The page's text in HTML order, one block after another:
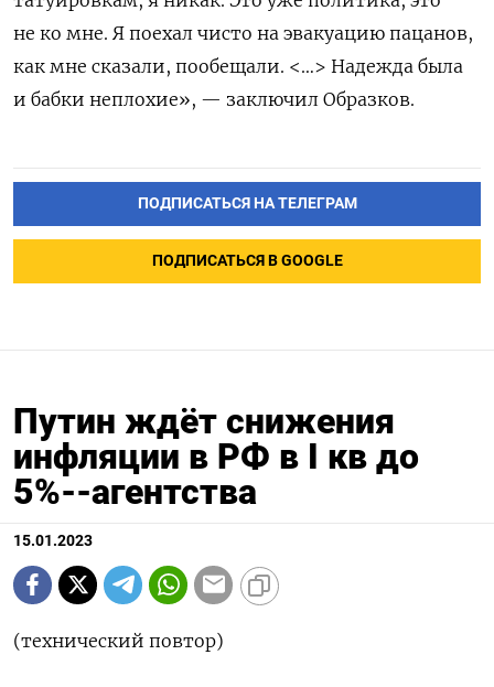
не ко мне. Я поехал чисто на эвакуацию пацанов,
как мне сказали, пообещали. <…> Надежда была
и бабки неплохие», — заключил Образков.
ПОДПИСАТЬСЯ НА ТЕЛЕГРАМ
ПОДПИСАТЬСЯ В GOOGLE
Путин ждёт снижения
инфляции в РФ в I кв до
5%--агентства
15.01.2023
(технический повтор)